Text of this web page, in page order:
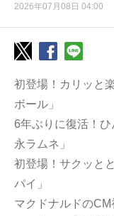
2026年07月08日 04:00
初登場！カリッと
ボール」
6年ぶりに復活！
永ラムネ」
初登場！サクッと
パイ」
マクドナルドのCM